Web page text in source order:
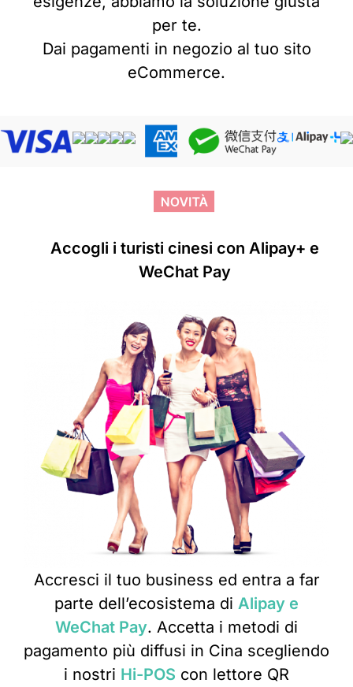
per te.
Dai pagamenti in negozio al tuo sito
eCommerce.
Accogli i turisti cinesi con Alipay+ e
WeChat Pay
Accresci il tuo business ed entra a far
parte dell’ecosistema di Alipay e
WeChat Pay. Accetta i metodi di
pagamento più diffusi in Cina scegliendo
i nostri Hi-POS con lettore QR